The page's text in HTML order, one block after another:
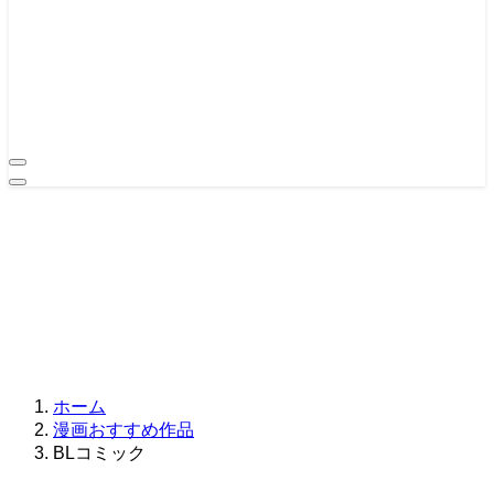
ホーム
漫画おすすめ作品
BLコミック